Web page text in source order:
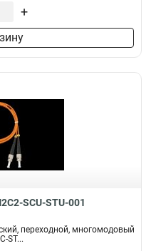
+
SCU-STU-001
переходной, многомодовый
ST...